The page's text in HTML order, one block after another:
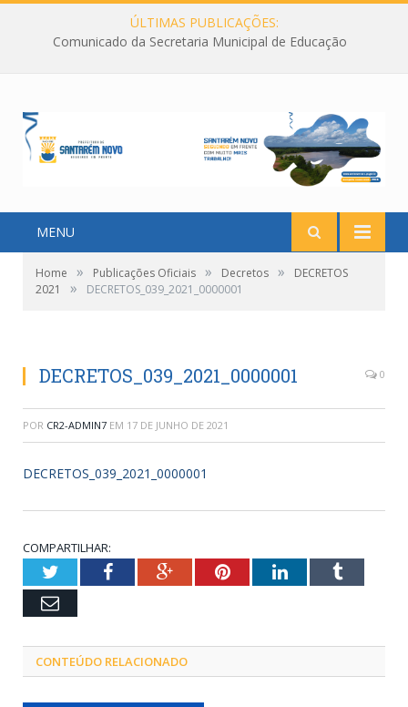
ÚLTIMAS PUBLICAÇÕES:
Comunicado da Secretaria Municipal de Educação
MENU
Home » Publicações Oficiais » Decretos »
DECRETOS
2021
» DECRETOS_039_2021_0000001
DECRETOS_039_2021_0000001 0
POR CR2-ADMIN7 EM 17 DE JUNHO DE 2021
DECRETOS_039_2021_0000001
COMPARTILHAR:
TwitterFacebookGoogle+PinterestLinkedInTumblr
Email
CONTEÚDO RELACIONADO